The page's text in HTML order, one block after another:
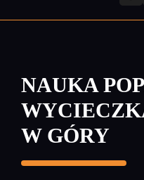
NAUKA
W GÓRY